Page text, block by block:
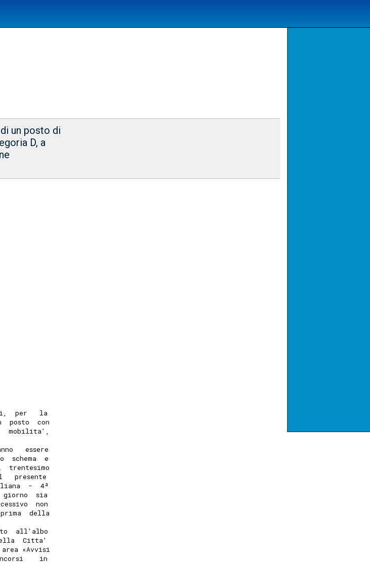
un posto di
D, a
per   la
posto  con
mobilita',
essere
schema  e
trentesimo
presente
-  4ª
giorno  sia
non
della
all'albo
Citta'
«Avvisi
in